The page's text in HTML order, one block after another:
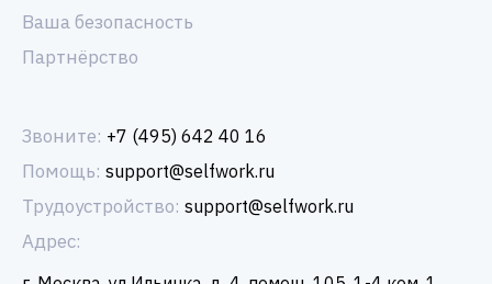
Ваша безопасность
Партнёрство
Звоните: +7 (495) 642 40 16
Помощь: support@selfwork.ru
Трудоустройство: support@selfwork.ru
Адрес: